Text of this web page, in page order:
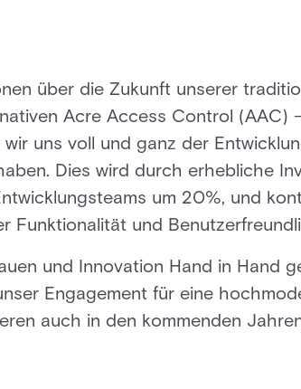
über die Zukunft unserer
Acre Access Control (AAC)
uns voll und ganz der
Dies wird durch erhebliche
um 20%, und
Funktionalität und
und Innovation Hand in Hand
Engagement für eine
auch in den kommenden